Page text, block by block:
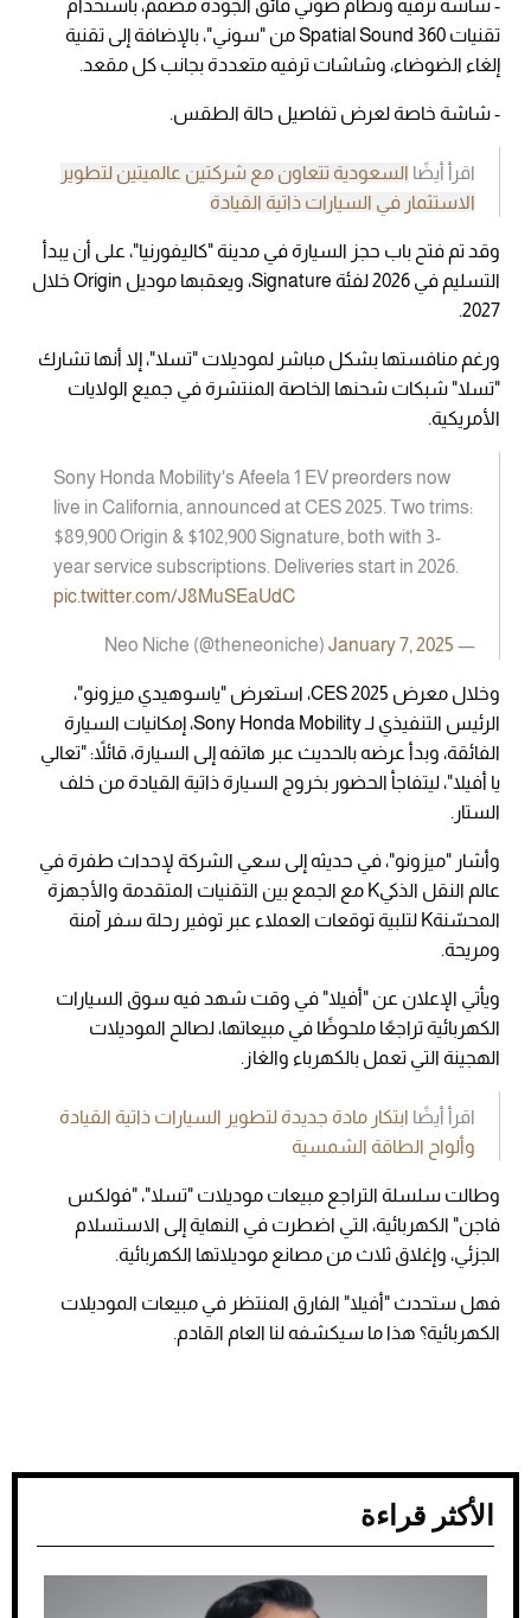
- شاشة ترفيه ونظام صوتي فائق الجودة مصمم، باستخدام
تقنيات 360 Spatial Sound من "سوني"، بالإضافة إلى تقنية
إلغاء الضوضاء، وشاشات ترفيه متعددة بجانب كل مقعد.
- شاشة خاصة لعرض تفاصيل حالة الطقس.
اقرأ أيضًا السعودية تتعاون مع شركتين عالميتين لتطوير
الاستثمار في السيارات ذاتية القيادة
وقد تم فتح باب حجز السيارة في مدينة "كاليفورنيا"، على أن يبدأ
التسليم في 2026 لفئة Signature، ويعقبها موديل Origin خلال
2027.
ورغم منافستها بشكل مباشر لموديلات "تسلا"، إلا أنها تشارك
"تسلا" شبكات شحنها الخاصة المنتشرة في جميع الولايات
الأمريكية.
Sony Honda Mobility's Afeela 1 EV preorders now
live in California, announced at CES 2025. Two trims:
$89,900 Origin & $102,900 Signature, both with 3-
year service subscriptions. Deliveries start in 2026.
pic.twitter.com/J8MuSEaUdC
— Neo Niche (@theneoniche)
January 7, 2025
وخلال معرض CES 2025، استعرض "ياسوهيدي ميزونو"،
الرئيس التنفيذي لـ Sony Honda Mobility، إمكانيات السيارة
الفائقة، وبدأ عرضه بالحديث عبر هاتفه إلى السيارة، قائلاً: "تعالي
يا أفيلا"، ليتفاجأ الحضور بخروج السيارة ذاتية القيادة من خلف
الستار.
وأشار "ميزونو"، في حديثه إلى سعي الشركة لإحداث طفرة في
عالم النقل الذكيK مع الجمع بين التقنيات المتقدمة والأجهزة
المحسّنةK لتلبية توقعات العملاء عبر توفير رحلة سفر آمنة
ومريحة.
ويأتي الإعلان عن "أفيلا" في وقت شهد فيه سوق السيارات
الكهربائية تراجعًا ملحوظًا في مبيعاتها، لصالح الموديلات
الهجينة التي تعمل بالكهرباء والغاز.
اقرأ أيضًا ابتكار مادة جديدة لتطوير السيارات ذاتية القيادة
وألواح الطاقة الشمسية
وطالت سلسلة التراجع مبيعات موديلات "تسلا"، "فولكس
فاجن" الكهربائية، التي اضطرت في النهاية إلى الاستسلام
الجزئي، وإغلاق ثلاث من مصانع موديلاتها الكهربائية.
فهل ستحدث "أفيلا" الفارق المنتظر في مبيعات الموديلات
الكهربائية؟ هذا ما سيكشفه لنا العام القادم.
الأكثر قراءة